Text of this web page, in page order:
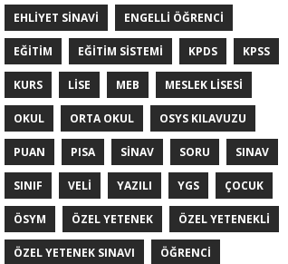
EHLIYET SINAVI ENGELLI ÖĞRENCI
EĞITIM EĞITIM SISTEMI KPDS KPSS
KURS LISE MEB MESLEK LISESI
OKUL ORTA OKUL OSYS KILAVUZU
PUAN PISA SINAV SORU SINAV
SINIF VELI YAZILI YGS ÇOCUK
ÖSYM ÖZEL YETENEK ÖZEL YETENEKLI
ÖZEL YETENEK SINAVI ÖĞRENCI